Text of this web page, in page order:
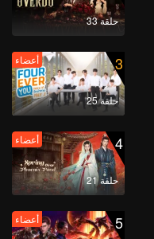
حلقة 33
3
حلقة 25
أعضاء
4
حلقة 21
أعضاء
5 أعضاء